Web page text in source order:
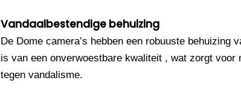
Vandaalbestendige behuizing
De Dome camera’s hebben een robuuste behuizing
is van een onverwoestbare kwaliteit , wat zorgt voor
tegen vandalisme.